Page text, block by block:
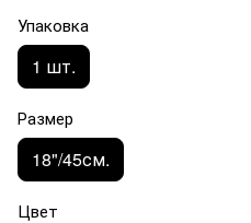
Упаковка
1 шт.
Размер
18"/45см.
Цвет